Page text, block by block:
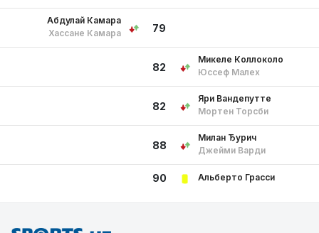
79
Абдулай Камара
Хассане Камара
82
Микеле Коллоколо
Юссеф Малех
82
Яри Вандепутте
Мортен Торсби
88
Милан Ђурич
Джейми Варди
90 Альберто Грасси